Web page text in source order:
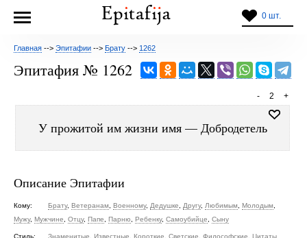
0 шт.
Главная --> Эпитафии --> Брату --> 1262
Эпитафия № 1262
+
2
-
У прожитой им жизни имя — Добродетель
Описание Эпитафии
Кому: Брату, Ветеранам Военному, Дедушке Другу, Любимым Молодым
Мужу, Мужчине Отцу, Папе Парню Ребенку, Самоубийце Сыну
Стиль: Знаменитые Известные Короткие Светские Философские Цитаты